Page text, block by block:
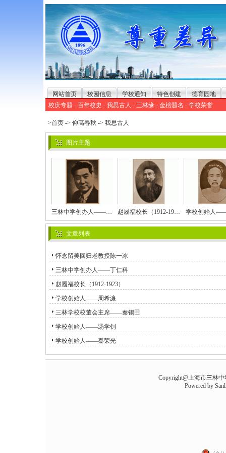
网站首页 校园信息 学校通知 特色创建
德育园地
校庆专题 - 百年校史 - 我思古人 - 三林缘 - 金榜题名 - 学校荣誉
>首页 -> 仰高春秋 -> 我思古人
图片主题
三林中学创办人——丁仁科 赵履福校长（1912-1923） 学校创始人
文章列表
怀念留美回归老教授陈一冰
三林中学创办人——丁仁科
赵履福校长（1912-1923）
学校创始人——周希濂
三林学校校董会主席——秦锡田
学校创始人——汤学钊
学校创始人——秦荣光
Copyright@上海市三林中
Powered by